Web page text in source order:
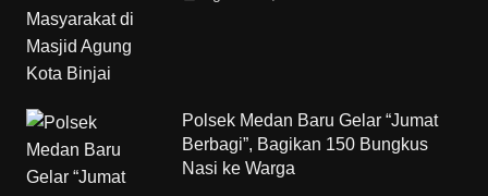
Polsek Medan Baru Gelar “Jumat
Berbagi”, Bagikan 150 Bungkus
Nasi ke Warga